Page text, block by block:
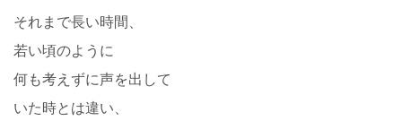
それまで長い時間、
若い頃のように
何も考えずに声を出して
いた時とは違い、